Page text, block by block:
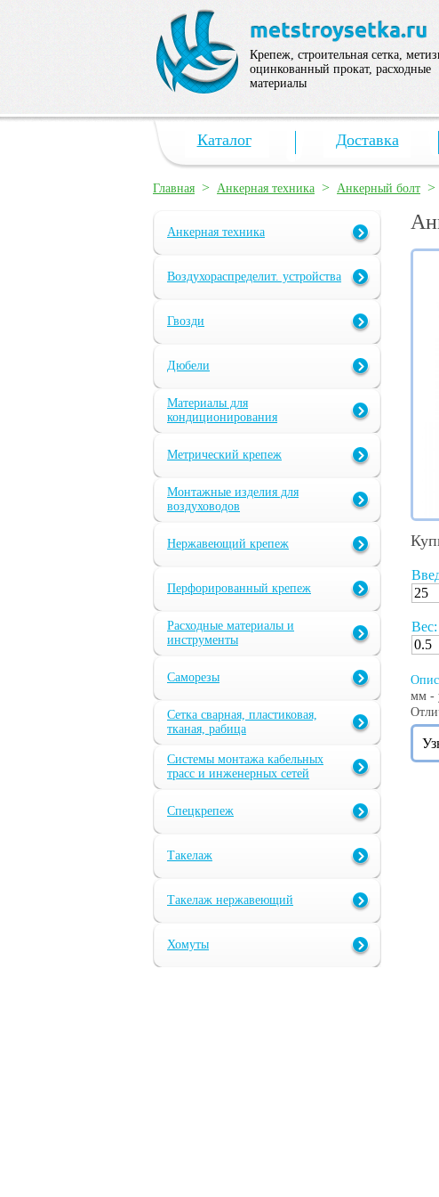
Крепеж, строительная сетка,
оцинкованный прокат, расходные
материалы
Каталог Доставка
Главная > Анкерная техника > Анкерный болт >
Анкерная техника
Воздухораспределит. устройства
Гвозди
Дюбели
Материалы для
кондиционирования
Метрический крепеж
Монтажные изделия для
воздуховодов
Нержавеющий крепеж
Перфорированный крепеж
Расходные материалы и
инструменты
Саморезы
Сетка сварная, пластиковая,
тканая, рабица
Системы монтажа кабельных
трасс и инженерных сетей
Спецкрепеж
Такелаж
Такелаж нержавеющий
Хомуты
Вес:
мм -